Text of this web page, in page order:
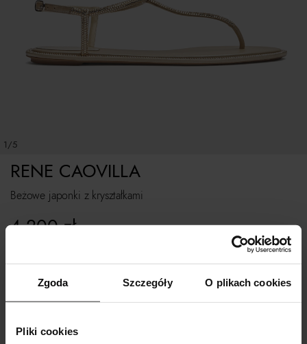
Zgoda Szczegóły O plikach cookies
Pliki cookies
1/5
Beżowe japonki z kryształkami
RENE CAOVILLA
4 200zł
Rozmiarówka standardowa.
Tabela rozmiarów